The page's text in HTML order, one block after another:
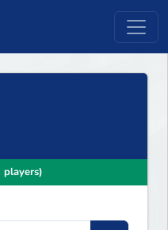
players)